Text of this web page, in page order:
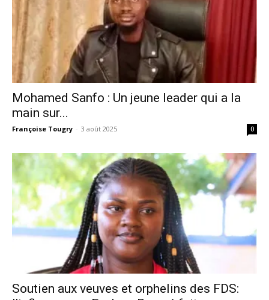
Mohamed Sanfo : Un jeune leader qui a la
main sur...
Françoise Tougry - 3 août 2025 0
Soutien aux veuves et orphelins des FDS: